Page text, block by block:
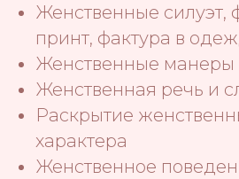
Женственные силуэт,
принт, фактура в
Женственные манеры
Женственная речь и
Раскрытие
характера
Женственное